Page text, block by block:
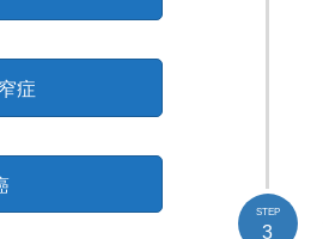
STEP
3
症